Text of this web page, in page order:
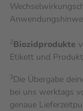
2Biozidprodukte
Etikett und
3Die Übergabe
bei uns werktags
genaue